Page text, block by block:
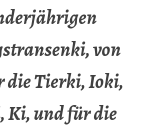
von
die Tierki, Ioki,
Ki, und für die